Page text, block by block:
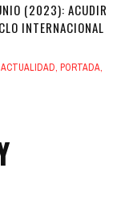
(2023): ACUDIR
INTERNACIONAL
ACTUALIDAD, PORTADA,